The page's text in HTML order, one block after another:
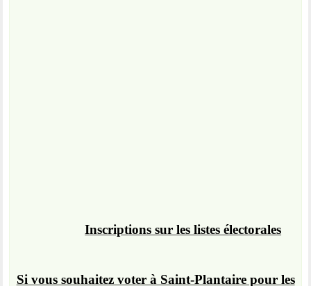
Inscriptions sur les listes électorales
Si vous souhaitez voter à Saint-Plantaire pour les